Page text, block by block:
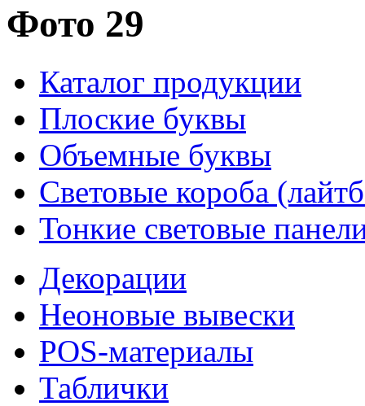
Фото 29
Каталог продукции
Плоские буквы
Объемные буквы
Световые короба
Тонкие световые
Декорации
Неоновые вывески
POS-материалы
Таблички